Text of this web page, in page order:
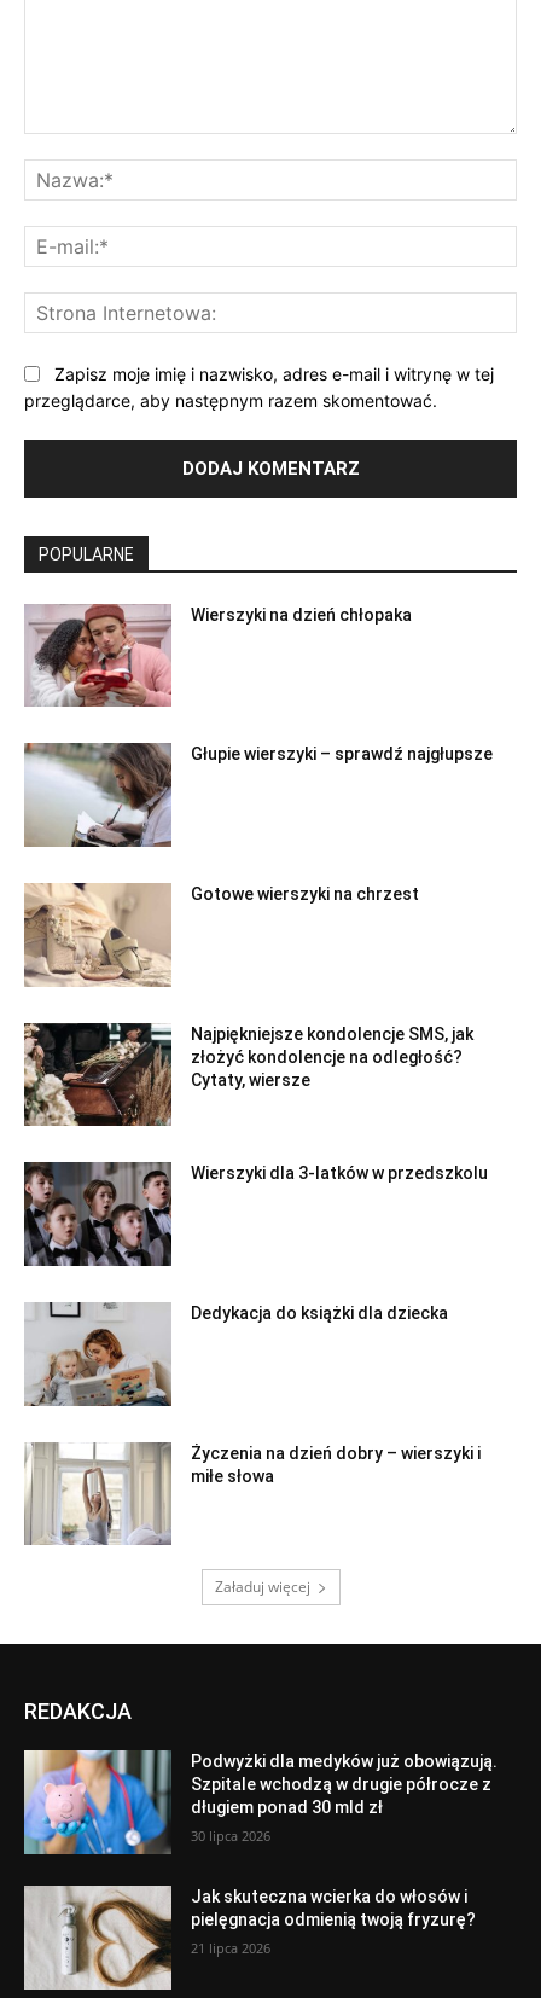
Zapisz moje imię i nazwisko, adres e-mail i witrynę w tej
przeglądarce, aby następnym razem skomentować.
POPULARNE
Wierszyki na dzień chłopaka
Głupie wierszyki – sprawdź najgłupsze
Gotowe wierszyki na chrzest
Najpiękniejsze kondolencje SMS, jak
złożyć kondolencje na odległość?
Cytaty, wiersze
Wierszyki dla 3-latków w przedszkolu
Dedykacja do książki dla dziecka
Życzenia na dzień dobry – wierszyki i
miłe słowa
Załaduj więcej
REDAKCJA
Podwyżki dla medyków już obowiązują.
Szpitale wchodzą w drugie półrocze z
długiem ponad 30 mld zł
30 lipca 2026
Jak skuteczna wcierka do włosów i
pielęgnacja odmienią twoją fryzurę?
21 lipca 2026